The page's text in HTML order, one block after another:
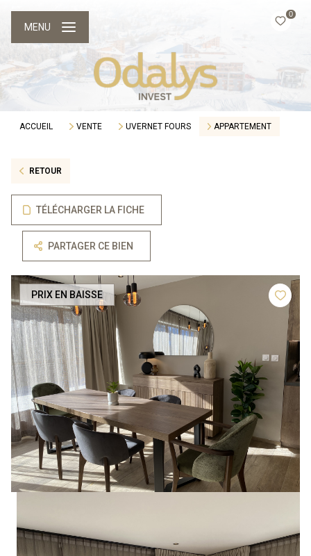
0
MENU
ACCUEIL VENTE UVERNET FOURS APPARTEMENT
RETOUR
TÉLÉCHARGER LA FICHE
PARTAGER CE BIEN
PRIX EN BAISSE